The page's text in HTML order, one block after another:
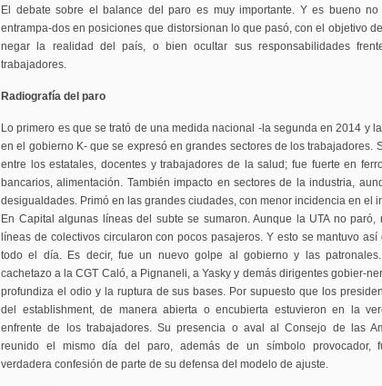
El debate sobre el balance del paro es muy importante. Y es bueno no
entrampa-dos en posiciones que distorsionan lo que pasó, con el objetivo
negar la realidad del país, o bien ocultar sus responsabilidades
trabajadores.
Radiografía del paro
Lo primero es que se trató de una medida nacional -la segunda en 2014 y
en el gobierno K- que se expresó en grandes sectores de los trabajadores.
entre los estatales, docentes y trabajadores de la salud; fue fuerte en
bancarios, alimentación. También impacto en sectores de la industria,
desigualdades. Primó en las grandes ciudades, con menor incidencia en el
En Capital algunas líneas del subte se sumaron. Aunque la UTA no paró,
líneas de colectivos circularon con pocos pasajeros. Y esto se mantuvo así
todo el día. Es decir, fue un nuevo golpe al gobierno y las
cachetazo a la CGT Caló, a Pignaneli, a Yasky y demás dirigentes gobier-
profundiza el odio y la ruptura de sus bases. Por supuesto que los
del establishment, de manera abierta o encubierta estuvieron en la
enfrente de los trabajadores. Su presencia o aval al Consejo de las
reunido el mismo día del paro, además de un símbolo provocador,
verdadera confesión de parte de su defensa del modelo de ajuste.